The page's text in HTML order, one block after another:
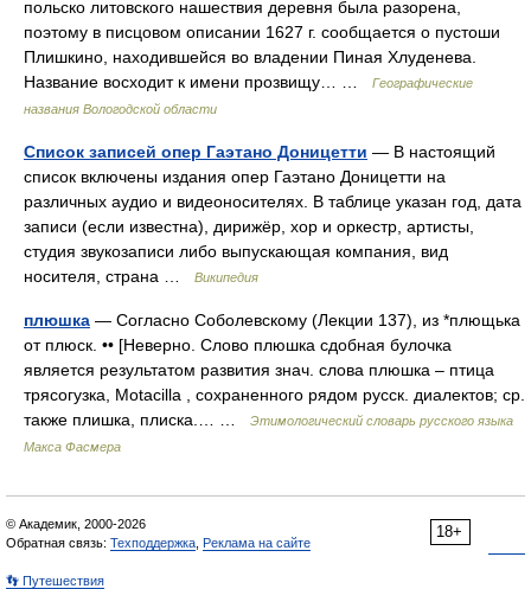
польско литовского нашествия деревня была разорена,
поэтому в писцовом описании 1627 г. сообщается о пустоши
Плишкино, находившейся во владении Пиная Хлуденева.
Название восходит к имени прозвищу… …
Географические
названия Вологодской области
Список записей опер Гаэтано Доницетти — В настоящий
список включены издания опер Гаэтано Доницетти на
различных аудио и видеоносителях. В таблице указан год, дата
записи (если известна), дирижёр, хор и оркестр, артисты,
студия звукозаписи либо выпускающая компания, вид
носителя, страна …
Википедия
плюшка — Согласно Соболевскому (Лекции 137), из *плющька
от плюск. •• [Неверно. Слово плюшка сдобная булочка
является результатом развития знач. слова плюшка – птица
трясогузка, Моtасillа , сохраненного рядом русск. диалектов; ср.
также плишка, плиска.… …
Этимологический словарь русского языка
Макса Фасмера
18+
© Академик, 2000-2026
Обратная связь: Техподдержка Реклама на сайте
👣 Путешествия